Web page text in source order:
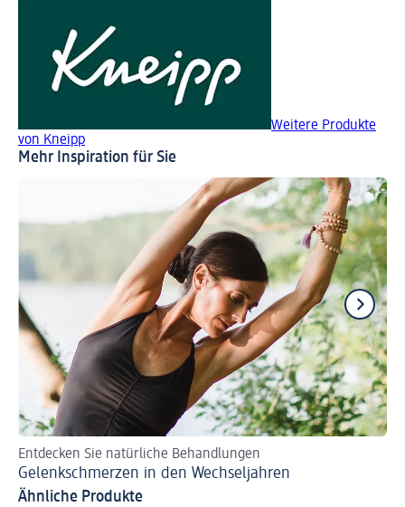
Weitere Produkte
von Kneipp
Mehr Inspiration für Sie
Entdecken Sie natürliche Behandlungen
Gelenkschmerzen in den Wechseljahren
Ähnliche Produkte